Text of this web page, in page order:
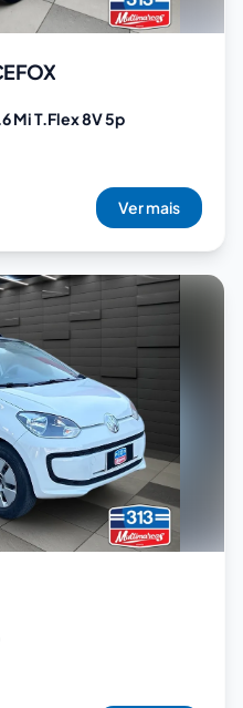
Mi T.Flex 8V 5p
Ver mais